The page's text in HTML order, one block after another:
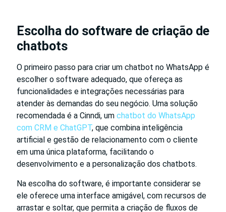
Escolha do software de criação de
chatbots
O primeiro passo para criar um chatbot no WhatsApp é
escolher o software adequado, que ofereça as
funcionalidades e integrações necessárias para
atender às demandas do seu negócio. Uma solução
recomendada é a Cinndi, um chatbot do WhatsApp
com CRM e ChatGPT, que combina inteligência
artificial e gestão de relacionamento com o cliente
em uma única plataforma, facilitando o
desenvolvimento e a personalização dos chatbots.
Na escolha do software, é importante considerar se
ele oferece uma interface amigável, com recursos de
arrastar e soltar, que permita a criação de fluxos de